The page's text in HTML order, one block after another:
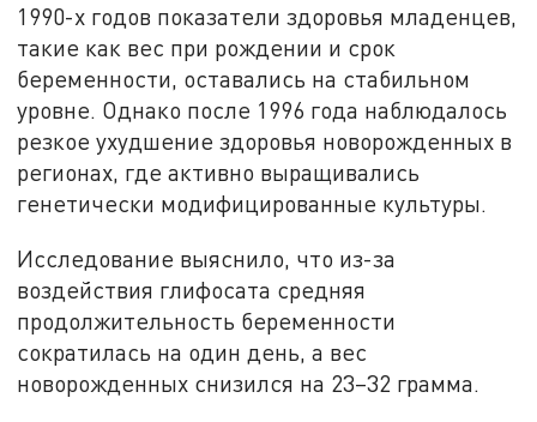
1990-х годов показатели здоровья младенцев,
такие как вес при рождении и срок
беременности, оставались на стабильном
уровне. Однако после 1996 года наблюдалось
резкое ухудшение здоровья новорожденных в
регионах, где активно выращивались
генетически модифицированные культуры.
Исследование выяснило, что из-за
воздействия глифосата средняя
продолжительность беременности
сократилась на один день, а вес
новорожденных снизился на 23–32 грамма.